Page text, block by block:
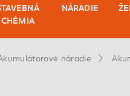
CHÉMIA
NÁRADIE
náradie